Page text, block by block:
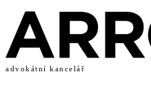
advokátní kancelář